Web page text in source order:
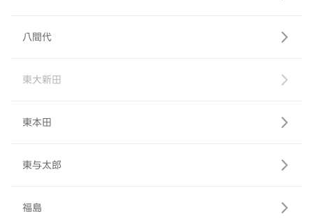
八間代
東大新田
東本田
東与太郎
福島